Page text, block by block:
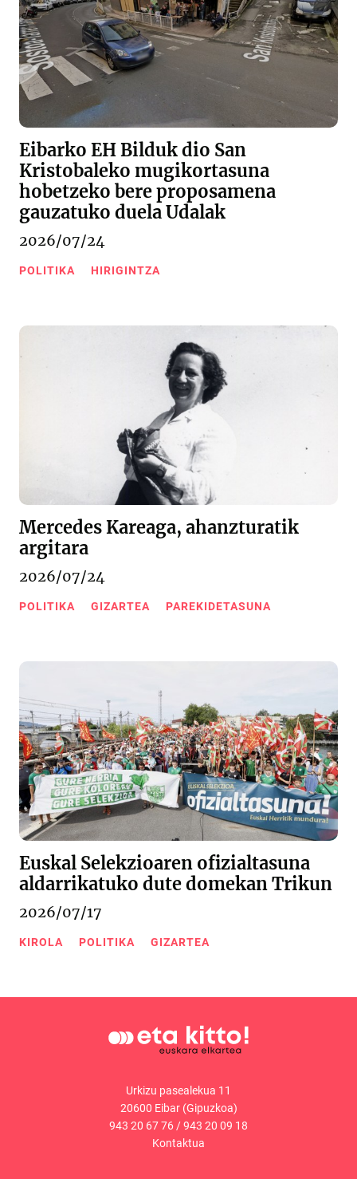
Eibarko EH Bilduk dio San
Kristobaleko mugikortasuna
hobetzeko bere proposamena
gauzatuko duela Udalak
2026/07/24
POLITIKA HIRIGINTZA
Mercedes Kareaga, ahanzturatik
argitara
2026/07/24
POLITIKA GIZARTEA PAREKIDETASUNA
Euskal Selekzioaren ofizialtasuna
aldarrikatuko dute domekan Trikun
2026/07/17
KIROLA POLITIKA GIZARTEA
Urkizu pasealekua 11
20600 Eibar (Gipuzkoa)
943 20 67 76/943 20 09 18
Kontaktua